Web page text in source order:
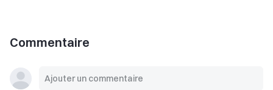
Commentaire